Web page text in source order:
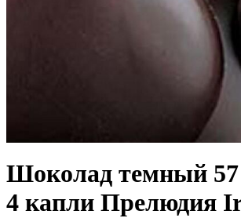
Шоколад темный
4 капли Прелюдия